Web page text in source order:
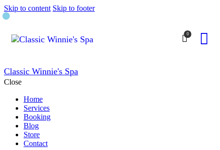
Skip to content Skip to footer
0
Classic Winnie's Spa
Close
Home
Services
Booking
Blog
Store
Contact